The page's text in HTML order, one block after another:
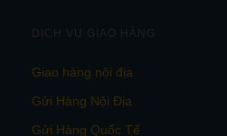
DỊCH VỤ GIAO HÀNG
Giao hàng nội địa
Gửi Hàng Nội Địa
Gửi Hàng Quốc Tế